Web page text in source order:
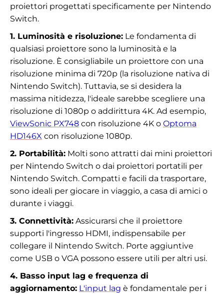
proiettori progettati specificamente per Nintendo
Switch.
1. Luminosità e risoluzione: Le fondamenta di
qualsiasi proiettore sono la luminosità e la
risoluzione. È consigliabile un proiettore con una
risoluzione minima di 720p (la risoluzione nativa di
Nintendo Switch). Tuttavia, se si desidera la
massima nitidezza, l'ideale sarebbe scegliere una
risoluzione di 1080p o addirittura 4K. Ad esempio,
ViewSonic PX748 con risoluzione 4K o Optoma
HD146X con risoluzione 1080p.
2. Portabilità: Molti sono attratti dai mini proiettori
per Nintendo Switch o dai proiettori portatili per
Nintendo Switch. Compatti e facili da trasportare,
sono ideali per giocare in viaggio, a casa di amici o
durante i viaggi.
3. Connettività: Assicurarsi che il proiettore
supporti l'ingresso HDMI, indispensabile per
collegare il Nintendo Switch. Porte aggiuntive
come USB o VGA possono essere utili per altri usi.
4. Basso input lag e frequenza di
aggiornamento: L'input lag è fondamentale per i